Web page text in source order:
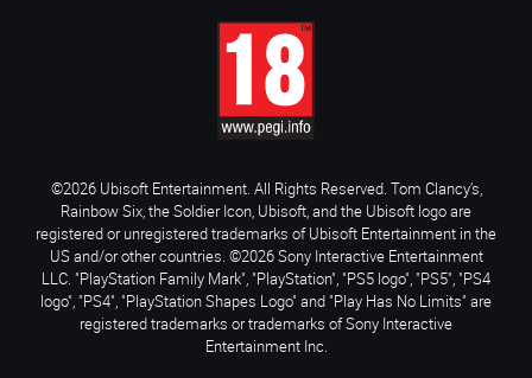
©2026 Ubisoft Entertainment. All Rights Reserved. Tom Clancy’s,
Rainbow Six, the Soldier Icon, Ubisoft, and the Ubisoft logo are
registered or unregistered trademarks of Ubisoft Entertainment in the
US and/or other countries. ©2026 Sony Interactive Entertainment
LLC. "PlayStation Family Mark", "PlayStation", "PS5 logo", "PS5", "PS4
logo", "PS4", "PlayStation Shapes Logo" and "Play Has No Limits" are
registered trademarks or trademarks of Sony Interactive
Entertainment Inc.